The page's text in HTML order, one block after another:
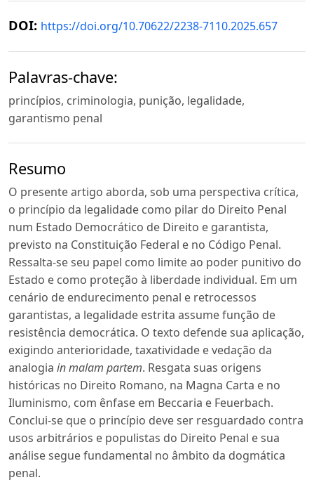
DOI: https://doi.org/10.70622/2238-7110.2025.657
Palavras-chave:
princípios, criminologia, punição, legalidade,
garantismo penal
Resumo
O presente artigo aborda, sob uma perspectiva crítica,
o princípio da legalidade como pilar do Direito Penal
num Estado Democrático de Direito e garantista,
previsto na Constituição Federal e no Código Penal.
Ressalta-se seu papel como limite ao poder punitivo do
Estado e como proteção à liberdade individual. Em um
cenário de endurecimento penal e retrocessos
garantistas, a legalidade estrita assume função de
resistência democrática. O texto defende sua aplicação,
exigindo anterioridade, taxatividade e vedação da
analogia in malam partem. Resgata suas origens
históricas no Direito Romano, na Magna Carta e no
Iluminismo, com ênfase em Beccaria e Feuerbach.
Conclui-se que o princípio deve ser resguardado contra
usos arbitrários e populistas do Direito Penal e sua
análise segue fundamental no âmbito da dogmática
penal.